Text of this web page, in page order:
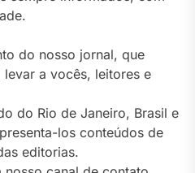
do nosso jornal, que
a vocês, leitores e
do Rio de Janeiro, Brasil e
los conteúdos de
editorias.